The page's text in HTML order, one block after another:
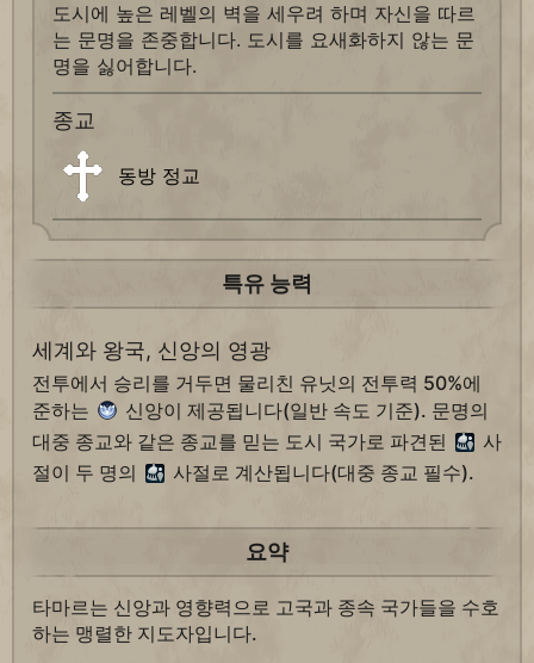
도시에 높은 레벨의 벽을 세우려 하며 자신을 따르
는 문명을 존중합니다. 도시를 요새화하지 않는 문
명을 싫어합니다.
종교
동방 정교
특유 능력
세계와 왕국, 신앙의 영광
전투에서 승리를 거두면 물리친 유닛의 전투력 50%에
준하는
신앙이 제공됩니다(일반 속도 기준). 문명의
대중 종교와 같은 종교를 믿는 도시 국가로 파견된
사
절이 두 명의
사절로 계산됩니다(대중 종교 필수).
요약
타마르는 신앙과 영향력으로 고국과 종속 국가들을 수호
하는 맹렬한 지도자입니다.